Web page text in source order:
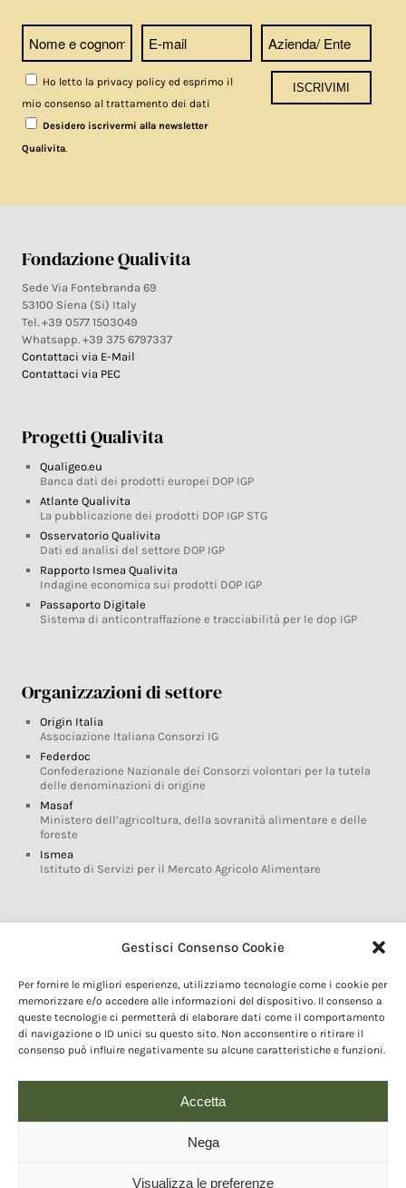
Gestisci Consenso Cookie
Per fornire le migliori esperienze, utilizziamo tecnologie come i cookie per
memorizzare e/o accedere alle informazioni del dispositivo. Il consenso a
queste tecnologie ci permetterà di elaborare dati come il comportamento
di navigazione o ID unici su questo sito. Non acconsentire o ritirare il
consenso può influire negativamente su alcune caratteristiche e funzioni.
Accetta
Nega
Visualizza le preferenze
Ho letto la privacy policy ed esprimo il
mio consenso al trattamento dei dati
Desidero iscrivermi alla newsletter
Qualivita.
Fondazione Qualivita
Sede Via Fontebranda 69
53100 Siena (Si) Italy
Tel. +39 0577 1503049
Whatsapp. +39 375 6797337
Contattaci via E-Mail
Contattaci via PEC
Progetti Qualivita
Qualigeo.eu
Banca dati dei prodotti europei DOP IGP
Atlante Qualivita
La pubblicazione dei prodotti DOP IGP STG
Osservatorio Qualivita
Dati ed analisi del settore DOP IGP
Rapporto Ismea Qualivita
Indagine economica sui prodotti DOP IGP
Passaporto Digitale
Sistema di anticontraffazione e tracciabilità per le dop IGP
Organizzazioni di settore
Origin Italia
Associazione Italiana Consorzi IG
Federdoc
Confederazione Nazionale dei Consorzi volontari per la tutela
delle denominazioni di origine
Masaf
Ministero dell’agricoltura, della sovranità alimentare e delle
foreste
Ismea
Istituto di Servizi per il Mercato Agricolo Alimentare
Glossario DOP IGP
Marchi DOP IGP
Normativa prodotti DOP IGP
Consorzi di Tutela
Farm To Fork e prodotti DOP IGP